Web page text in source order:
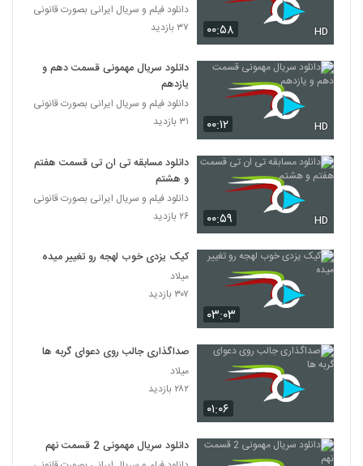
۰۰:۵۸ HD
دانلود فیلم و سریال ایرانی بصورت قانونی
۳۷ بازدید
۰۰:۱۲ HD
دانلود سریال مهمونی قسمت دهم و
یازدهم
دانلود فیلم و سریال ایرانی بصورت قانونی
۳۱ بازدید
۰۰:۵۹ HD
دانلود مسابقه تی ان تی قسمت هفتم
و هشتم
دانلود فیلم و سریال ایرانی بصورت قانونی
۲۶ بازدید
۰۳:۰۳
کیک یزدی خوب لهجه رو تغییر میده
میلاد
۳۰۷ بازدید
۰۱:۰۶
صداگذاری جالب روی دعوای گربه ها
میلاد
۲۸۲ بازدید
دانلود سریال مهمونی 2 قسمت نهم